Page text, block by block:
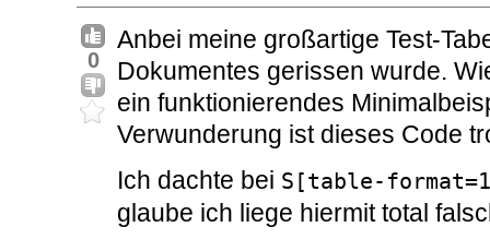
0
Anbei meine großartige Test-
Dokumentes gerissen wurde.
ein funktionierendes
Verwunderung ist dieses Code
Ich dachte bei S[table-
glaube ich liege hiermit total